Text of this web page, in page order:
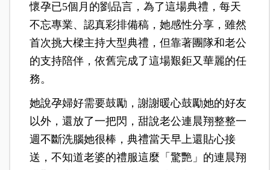
懷孕已5個月的劉品言，為了這場典禮，每天
不忘專業、認真彩排備稿，她感性分享，雖然
首次挑大樑主持大型典禮，但靠著團隊和老公
的支持陪伴，依舊完成了這場艱鉅又華麗的任
務。
她說孕婦好需要鼓勵，謝謝暖心鼓勵她的好友
以外，還放了一把閃，甜說老公連晨翔整整一
週不斷洗腦她很棒，典禮當天早上還貼心接
送，不知道老婆的禮服這麼「驚艷」的連晨翔